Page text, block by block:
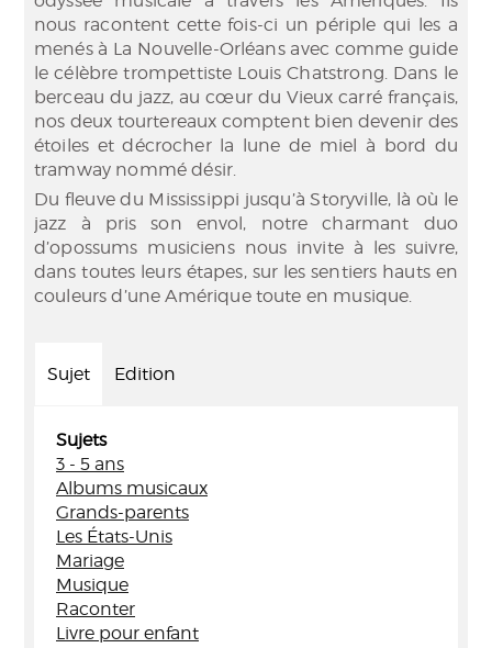
nous racontent cette fois-ci un périple qui les a
menés à La Nouvelle-Orléans avec comme guide
le célèbre trompettiste Louis Chatstrong. Dans le
berceau du jazz, au cœur du Vieux carré français,
nos deux tourtereaux comptent bien devenir des
étoiles et décrocher la lune de miel à bord du
tramway nommé désir.
Du fleuve du Mississippi jusqu’à Storyville, là où le
jazz à pris son envol, notre charmant duo
d’opossums musiciens nous invite à les suivre,
dans toutes leurs étapes, sur les sentiers hauts en
couleurs d’une Amérique toute en musique.
Sujet Edition
Sujets
3 - 5 ans
Albums musicaux
Grands-parents
Les États-Unis
Mariage
Musique
Raconter
Livre pour enfant